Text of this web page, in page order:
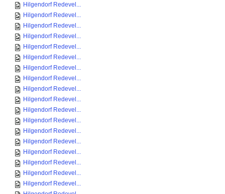
Hilgendorf Redevel...
Hilgendorf Redevel...
Hilgendorf Redevel...
Hilgendorf Redevel...
Hilgendorf Redevel...
Hilgendorf Redevel...
Hilgendorf Redevel...
Hilgendorf Redevel...
Hilgendorf Redevel...
Hilgendorf Redevel...
Hilgendorf Redevel...
Hilgendorf Redevel...
Hilgendorf Redevel...
Hilgendorf Redevel...
Hilgendorf Redevel...
Hilgendorf Redevel...
Hilgendorf Redevel...
Hilgendorf Redevel...